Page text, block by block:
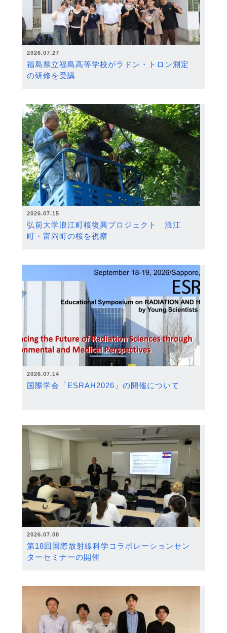
2026.07.27
福島県立福島高等学校がラドン・トロン測定
の研修を受講
2026.07.15
弘前大学浪江町桜復興プロジェクト 浪江
町・富岡町の桜を視察
2026.07.14
国際学会「ESRAH2026」の開催について
2026.07.08
第18回国際放射線科学コラボレーションセン
ターセミナーの開催